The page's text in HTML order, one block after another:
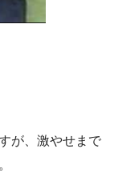
が、激やせまで